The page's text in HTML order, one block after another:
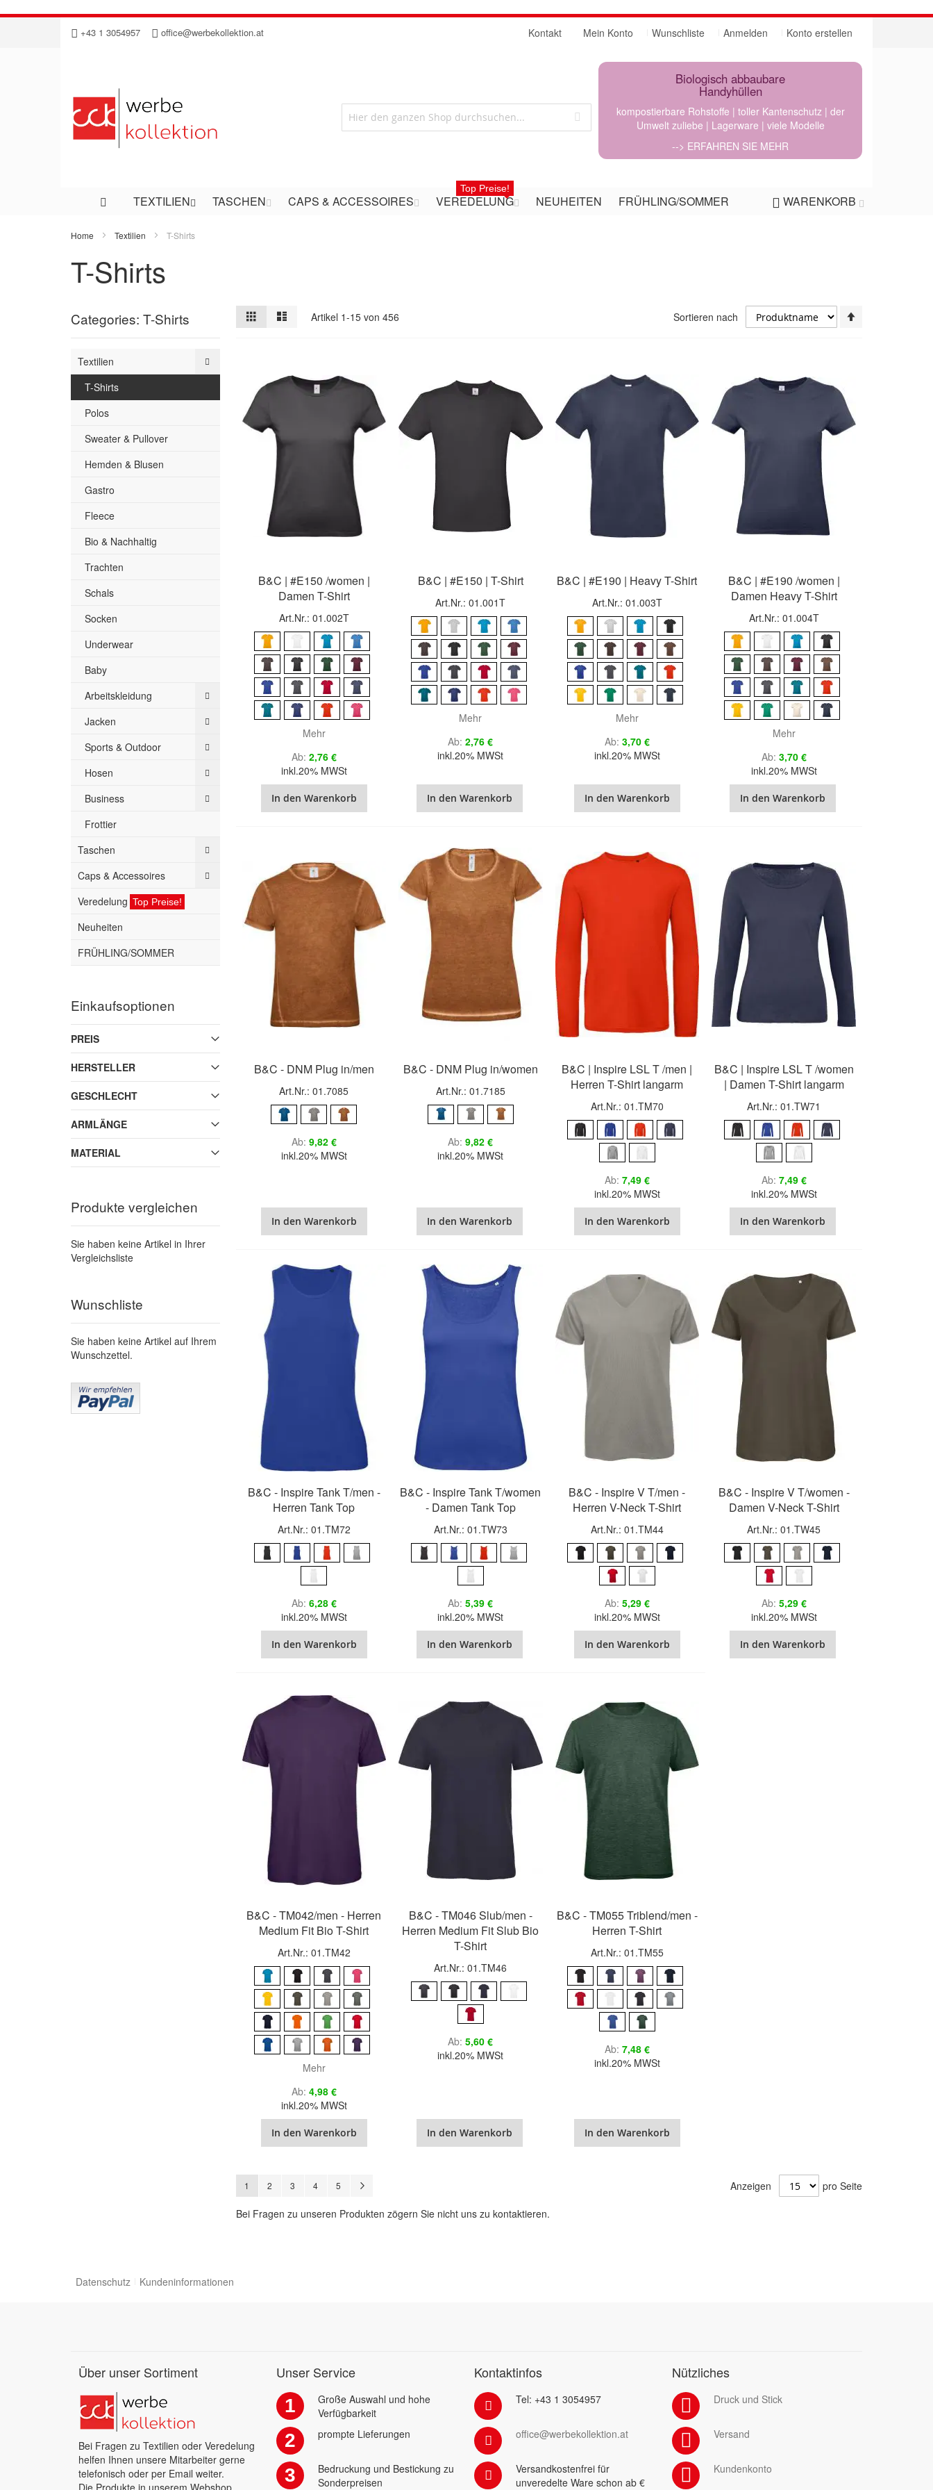
Direkt
Inhalt
+43 1 3054957 office@werbekollektion.at Mein Konto Wunschliste Anmelden Konto erstellen
Kontakt
Biologisch abbaubare
Handyhüllen
kompostierbare Rohstoffe | toller Kantenschutz | der
Umwelt zuliebe | Lagerware | viele Modelle
--> ERFAHREN SIE MEHR
WARENKORB
TEXTILIEN TASCHEN CAPS & ACCESSOIRES VEREDELUNG
Top Preise!
NEUHEITEN FRÜHLING/SOMMER
Home Textilien T-Shirts
T-Shirts
Ansicht
als
Raster Artikel 1-15von 456 Sortieren nach
B&C | #E150 /women |
Damen T-Shirt
Art.Nr.: 01.002T
Mehr
Ab 2,76 €
inkl.20% MWSt
In den Warenkorb
B&C | #E150 | T-Shirt
Art.Nr.: 01.001T
Mehr
Ab 2,76 €
inkl.20% MWSt
In den Warenkorb
B&C | #E190 | Heavy T-Shirt
Art.Nr.: 01.003T
Mehr
Ab 3,70 €
inkl.20% MWSt
In den Warenkorb
B&C | #E190 /women |
Damen Heavy T-Shirt
Art.Nr.: 01.004T
Mehr
Ab 3,70 €
inkl.20% MWSt
In den Warenkorb
B&C - DNM Plug in/men
Art.Nr.: 01.7085
Ab 9,82 €
inkl.20% MWSt
In den Warenkorb
B&C - DNM Plug in/women
Art.Nr.: 01.7185
Ab 9,82 €
inkl.20% MWSt
In den Warenkorb
B&C | Inspire LSL T /men |
Herren T-Shirt langarm
Art.Nr.: 01.TM70
Ab 7,49 €
inkl.20% MWSt
In den Warenkorb
B&C | Inspire LSL T /women
| Damen T-Shirt langarm
Art.Nr.: 01.TW71
Ab 7,49 €
inkl.20% MWSt
In den Warenkorb
B&C - Inspire Tank T/men -
Herren Tank Top
Art.Nr.: 01.TM72
Ab 6,28 €
inkl.20% MWSt
In den Warenkorb
B&C - Inspire Tank T/women
- Damen Tank Top
Art.Nr.: 01.TW73
Ab 5,39 €
inkl.20% MWSt
In den Warenkorb
B&C - Inspire V T/men -
Herren V-Neck T-Shirt
Art.Nr.: 01.TM44
Ab 5,29 €
inkl.20% MWSt
In den Warenkorb
B&C - Inspire V T/women -
Damen V-Neck T-Shirt
Art.Nr.: 01.TW45
Ab 5,29 €
inkl.20% MWSt
In den Warenkorb
B&C - TM042/men - Herren
Medium Fit Bio T-Shirt
Art.Nr.: 01.TM42
Mehr
Ab 4,98 €
inkl.20% MWSt
In den Warenkorb
B&C - TM046 Slub/men -
Herren Medium Fit Slub Bio
T-Shirt
Art.Nr.: 01.TM46
Ab 5,60 €
inkl.20% MWSt
In den Warenkorb
B&C - TM055 Triblend/men -
Herren T-Shirt
Art.Nr.: 01.TM55
Ab 7,48 €
inkl.20% MWSt
In den Warenkorb
Seite
Sie lesen gerade Seite
1 Seite
2 Seite
3 Seite
4 Seite
5 Anzeigen
pro Seite
Bei Fragen zu unseren Produkten zögern Sie nicht uns zu kontaktieren.
Categories: T-Shirts
Textilien
T-Shirts
Polos
Sweater & Pullover
Hemden & Blusen
Gastro
Fleece
Bio & Nachhaltig
Trachten
Schals
Socken
Underwear
Baby
Arbeitskleidung
Jacken
Sports & Outdoor
Hosen
Business
Frottier
Taschen
Caps & Accessoires
Veredelung Top Preise!
Neuheiten
FRÜHLING/SOMMER
Einkaufsoptionen
PREIS
HERSTELLER
GESCHLECHT
ARMLÄNGE
MATERIAL
Produkte vergleichen
Sie haben keine Artikel in Ihrer
Vergleichsliste
Wunschliste
Sie haben keine Artikel auf Ihrem
Wunschzettel.
Datenschutz Kundeninformationen
Über unser Sortiment
Bei Fragen zu Textilien oder Veredelung
helfen Ihnen unsere Mitarbeiter gerne
telefonisch oder per Email weiter.
Die Produkte in unserem Webshop
Unser Service
1
Große Auswahl und hohe
Verfügbarkeit
2 prompte Lieferungen
3
Bedruckung und Bestickung zu
Sonderpreisen
Kontaktinfos
Tel: +43 1 3054957
office@werbekollektion.at
Versandkostenfrei für
unveredelte Ware schon ab €
Nützliches
Druck und Stick
Versand
Kundenkonto